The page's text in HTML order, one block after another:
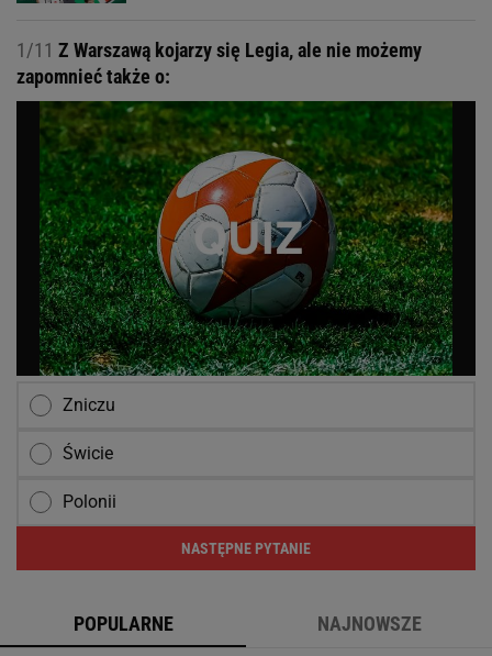
1/11 Z Warszawą kojarzy się Legia, ale nie możemy
zapomnieć także o:
Zniczu
Świcie
Polonii
NASTĘPNE PYTANIE
POPULARNE NAJNOWSZE